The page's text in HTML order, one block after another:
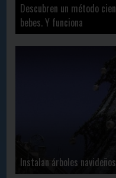
Descubren un método
bebes. Y funciona
Instalan árboles